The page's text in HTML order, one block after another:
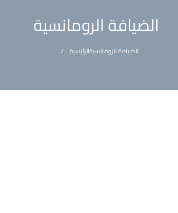
الضيافة الرومانسية
الرئيسيةالضيافة الرومانسية